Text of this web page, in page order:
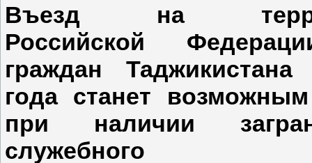
Въезд на
Российской
граждан
года станет
при наличии
служебного